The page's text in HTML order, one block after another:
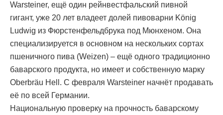
Warsteiner, ещё один рейнвестфальский пивной
гигант, уже 20 лет владеет долей пивоварни König
Ludwig из Фюрстенфельдбрука под Мюнхеном. Она
специализируется в основном на нескольких сортах
пшеничного пива (Weizen) – ещё одного традиционно
баварского продукта, но имеет и собственную марку
Oberbräu Hell. С февраля Warsteiner начнёт продавать
её по всей Германии.
Национальную проверку на прочность баварскому